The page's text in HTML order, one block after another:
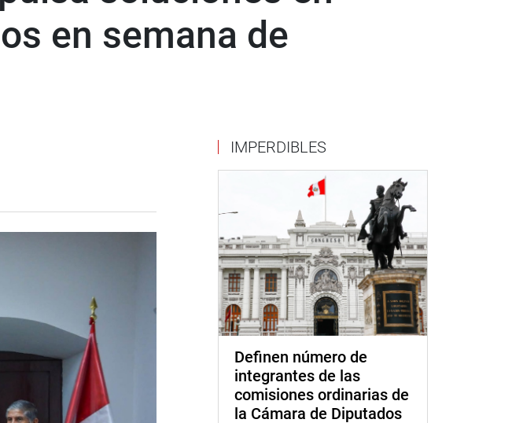
en semana de
IMPERDIBLES
Definen número de
integrantes de las
comisiones ordinarias de
la Cámara de Diputados